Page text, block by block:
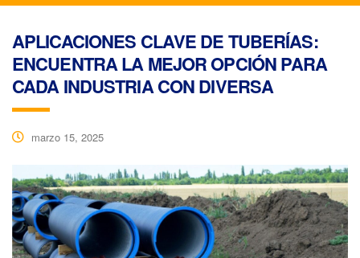
APLICACIONES CLAVE DE TUBERÍAS:
ENCUENTRA LA MEJOR OPCIÓN PARA
CADA INDUSTRIA CON DIVERSA
marzo 15, 2025